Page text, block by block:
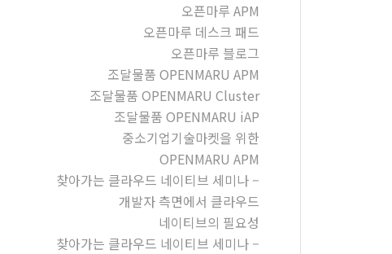
오픈마루 APM
오픈마루 데스크 패드
오픈마루 블로그
조달물품 OPENMARU APM
조달물품 OPENMARU Cluster
조달물품 OPENMARU iAP
중소기업기술마켓을 위한
OPENMARU APM
찾아가는 클라우드 네이티브 세미나 –
개발자 측면에서 클라우드
네이티브의 필요성
찾아가는 클라우드 네이티브 세미나 –